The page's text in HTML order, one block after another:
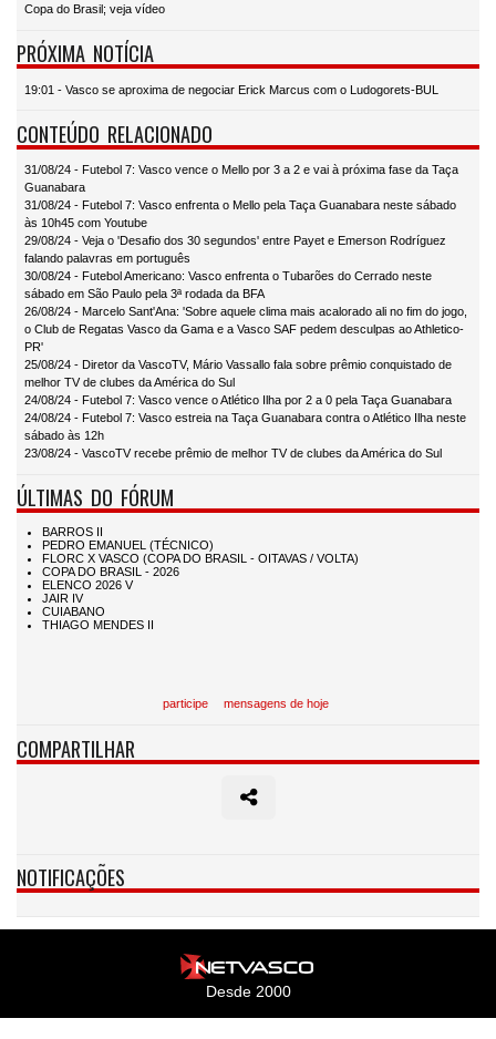
Copa do Brasil; veja vídeo
PRÓXIMA NOTÍCIA
19:01 - Vasco se aproxima de negociar Erick Marcus com o Ludogorets-BUL
CONTEÚDO RELACIONADO
31/08/24 - Futebol 7: Vasco vence o Mello por 3 a 2 e vai à próxima fase da Taça
Guanabara
31/08/24 - Futebol 7: Vasco enfrenta o Mello pela Taça Guanabara neste sábado
às 10h45 com Youtube
29/08/24 - Veja o 'Desafio dos 30 segundos' entre Payet e Emerson Rodríguez
falando palavras em português
30/08/24 - Futebol Americano: Vasco enfrenta o Tubarões do Cerrado neste
sábado em São Paulo pela 3ª rodada da BFA
26/08/24 - Marcelo Sant'Ana: 'Sobre aquele clima mais acalorado ali no fim do jogo,
o Club de Regatas Vasco da Gama e a Vasco SAF pedem desculpas ao Athletico-
PR'
25/08/24 - Diretor da VascoTV, Mário Vassallo fala sobre prêmio conquistado de
melhor TV de clubes da América do Sul
24/08/24 - Futebol 7: Vasco vence o Atlético Ilha por 2 a 0 pela Taça Guanabara
24/08/24 - Futebol 7: Vasco estreia na Taça Guanabara contra o Atlético Ilha neste
sábado às 12h
23/08/24 - VascoTV recebe prêmio de melhor TV de clubes da América do Sul
ÚLTIMAS DO FÓRUM
participe mensagens de hoje
COMPARTILHAR
NOTIFICAÇÕES
Desde 2000